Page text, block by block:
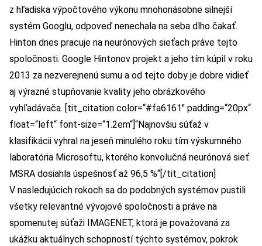
z hľadiska výpočtového výkonu mnohonásobne silnejší
systém Googlu, odpoveď nenechala na seba dlho čakať.
Hinton dnes pracuje na neurónových sieťach práve tejto
spoločnosti. Google Hintonov projekt a jeho tím kúpil v roku
2013 za nezverejnenú sumu a od tejto doby je dobre vidieť
aj výrazné stupňovanie kvality jeho obrázkového
vyhľadávača. [tit_citation color=“#fa6161″ padding=“20px“
float=“left“ font-size=“1.2em“]“Najnovšiu súťaž v
klasifikácii vyhral na jeseň minulého roku tím výskumného
laboratória Microsoftu, ktorého konvolučná neurónová sieť
MSRA dosiahla úspešnosť až 96,5 %“[/tit_citation]
V nasledujúcich rokoch sa do podobných systémov pustili
všetky relevantné vývojové spoločnosti a práve na
spomenutej súťaži IMAGENET, ktorá je považovaná za
ukážku aktuálnych schopností týchto systémov, pokrok